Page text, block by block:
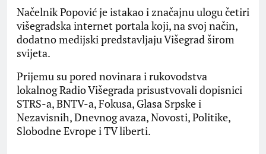
Načelnik Popović je istakao i značajnu ulogu četiri
višegradska internet portala koji, na svoj način,
dodatno medijski predstavljaju Višegrad širom
svijeta.
Prijemu su pored novinara i rukovodstva
lokalnog Radio Višegrada prisustvovali dopisnici
STRS-a, BNTV-a, Fokusa, Glasa Srpske i
Nezavisnih, Dnevnog avaza, Novosti, Politike,
Slobodne Evrope i TV liberti.